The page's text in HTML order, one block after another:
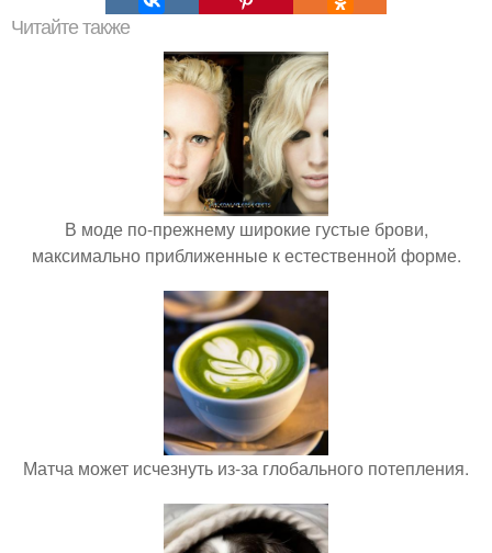
Читайте также
В моде по-прежнему широкие густые брови,
максимально приближенные к естественной форме.
Матча может исчезнуть из-за глобального потепления.